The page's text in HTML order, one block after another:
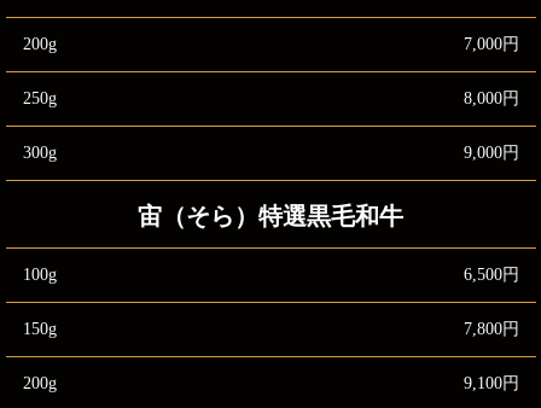
200g 7,000円
250g 8,000円
300g 9,000円
宙（そら）特選黒毛和牛
100g 6,500円
150g 7,800円
200g 9,100円